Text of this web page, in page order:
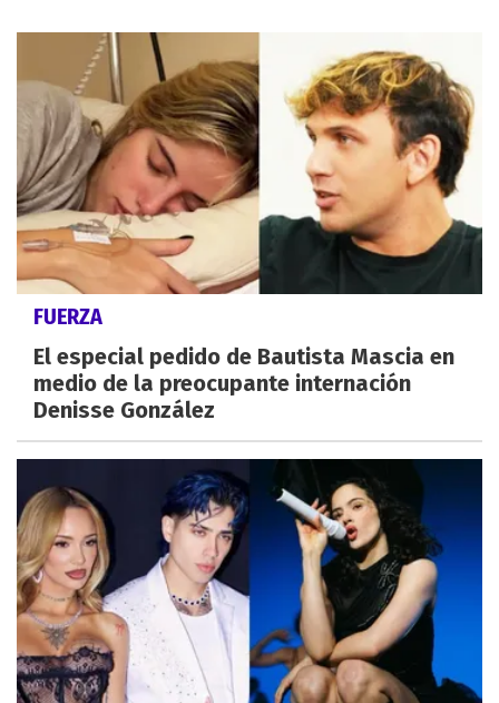
FUERZA
El especial pedido de Bautista Mascia en
medio de la preocupante internación
Denisse González